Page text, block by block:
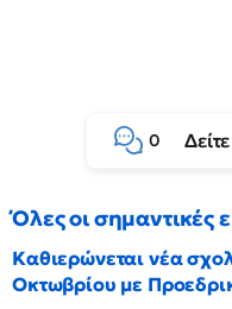
0
Όλες οι σημαντικές
Καθιερώνεται νέα
Οκτωβρίου με